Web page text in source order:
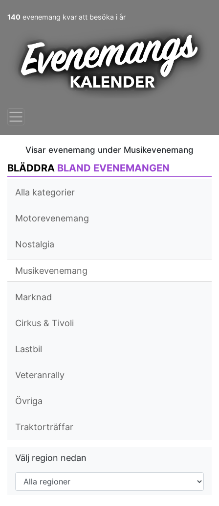
140 evenemang kvar att besöka i år
Visar evenemang under Musikevenemang
BLÄDDRA BLAND EVENEMANGEN
Alla kategorier
Motorevenemang
Nostalgia
Musikevenemang
Marknad
Cirkus & Tivoli
Lastbil
Veteranrally
Övriga
Traktorträffar
Välj region nedan